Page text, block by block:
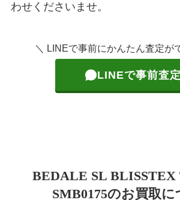
わせくださいませ。
＼ LINEで事前にかんたん査定が
LINEで事前査定
BEDALE SL BLISSTEX
SMB0175のお買取に